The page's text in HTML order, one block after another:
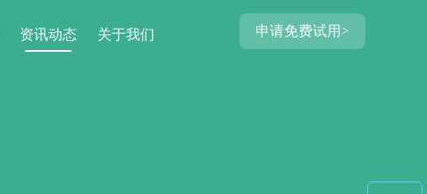
申请免费试用>
资讯动态 关于我们